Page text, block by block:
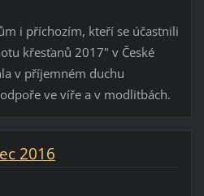
i příchozím, kteří se účastnili
křesťanů 2017" v České
v příjemném duchu
ve víře a v modlitbách.
2016